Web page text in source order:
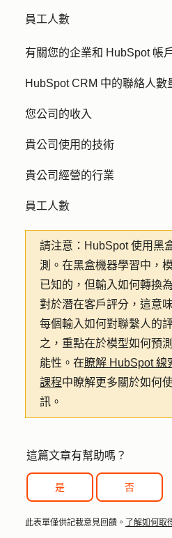
員工人數
有關您的企業和 HubSpot 帳
HubSpot CRM 中的聯絡人數
您公司的收入
貴公司使用的技術
貴公司經營的行業
員工人數
請注意： HubSpot 使用黑
測。在黑盒機器學習中，
已知的，但輸入如何轉換
對於潛在客戶評分，這意
每個輸入如何對聯繫人的
之，重點在於模型如何預
能性。在瞭解 HubSpot 線
課程中瞭解更多關於如何
訊。
這篇文章有幫助嗎？
是 否
此表單僅供記載意見回饋。 了解如何取